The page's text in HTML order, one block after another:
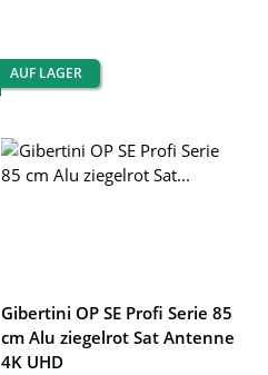
AUF LAGER
Gibertini OP SE Profi Serie 85
cm Alu ziegelrot Sat Antenne
4K UHD